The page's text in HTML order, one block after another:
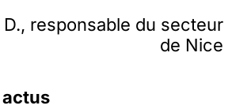
D., responsable du secteur
de Nice
actus